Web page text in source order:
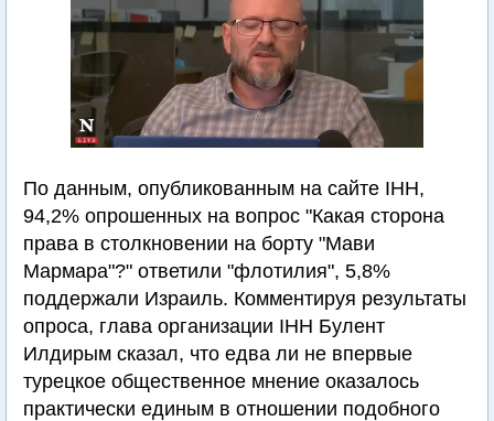
По данным, опубликованным на сайте IHH,
94,2% опрошенных на вопрос "Какая сторона
права в столкновении на борту "Мави
Мармара"?" ответили "флотилия", 5,8%
поддержали Израиль. Комментируя результаты
опроса, глава организации IHH Булент
Илдирым сказал, что едва ли не впервые
турецкое общественное мнение оказалось
практически единым в отношении подобного